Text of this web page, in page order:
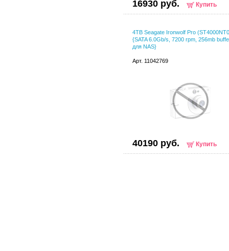
16930 руб. Купить
4TB Seagate Ironwolf Pro
{SATA 6.0Gb/s, 7200 rpm, 256mb
для NAS}
Арт. 11042769
40190 руб. Купить